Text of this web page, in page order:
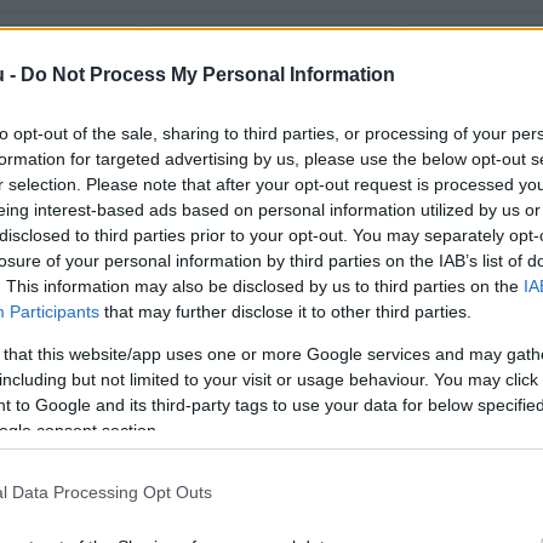
- Do Not Process My Personal Information
opt-out of the sale, sharing to third parties, or processing of your
for targeted advertising by us, please use the below opt-out
selection. Please note that after your opt-out request is processed
interest-based ads based on personal information utilized by us
to third parties prior to your opt-out. You may separately
of your personal information by third parties on the IAB’s list of
This information may also be disclosed by us to third parties on the
Participants that may further disclose it to other third parties.
that this website/app uses one or more Google services and may
but not limited to your visit or usage behaviour. You may
to Google and its third-party tags to use your data for below
consent section.
Data Processing Opt Outs
Balásy maga kereste meg a Kontrollt. Arra
e ezt a lépést, azt mondta: „Nem tudom”.
egyik leggazdagabb embere lett. Ő maga
cégeit, valamint a
azért, mert a jelenlegi keretrendszerben nem